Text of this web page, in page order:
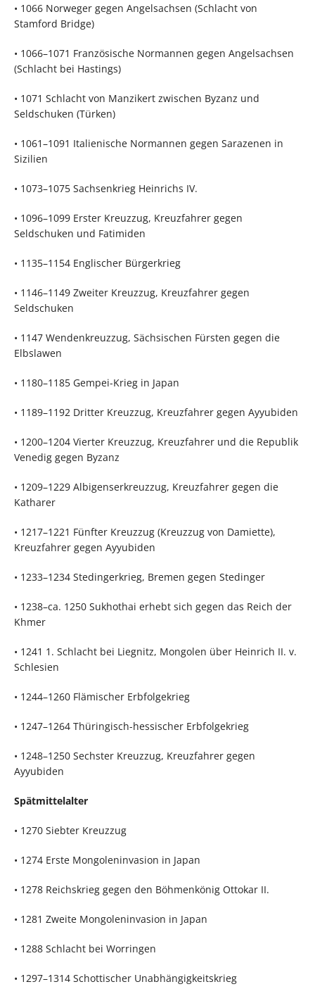
• 1066 Norweger gegen Angelsachsen (Schlacht von
Stamford Bridge)
• 1066–1071 Französische Normannen gegen Angelsachsen
(Schlacht bei Hastings)
• 1071 Schlacht von Manzikert zwischen Byzanz und
Seldschuken (Türken)
• 1061–1091 Italienische Normannen gegen Sarazenen in
Sizilien
• 1073–1075 Sachsenkrieg Heinrichs IV.
• 1096–1099 Erster Kreuzzug, Kreuzfahrer gegen
Seldschuken und Fatimiden
• 1135–1154 Englischer Bürgerkrieg
• 1146–1149 Zweiter Kreuzzug, Kreuzfahrer gegen
Seldschuken
• 1147 Wendenkreuzzug, Sächsischen Fürsten gegen die
Elbslawen
• 1180–1185 Gempei-Krieg in Japan
• 1189–1192 Dritter Kreuzzug, Kreuzfahrer gegen Ayyubiden
• 1200–1204 Vierter Kreuzzug, Kreuzfahrer und die Republik
Venedig gegen Byzanz
• 1209–1229 Albigenserkreuzzug, Kreuzfahrer gegen die
Katharer
• 1217–1221 Fünfter Kreuzzug (Kreuzzug von Damiette),
Kreuzfahrer gegen Ayyubiden
• 1233–1234 Stedingerkrieg, Bremen gegen Stedinger
• 1238–ca. 1250 Sukhothai erhebt sich gegen das Reich der
Khmer
• 1241 1. Schlacht bei Liegnitz, Mongolen über Heinrich II. v.
Schlesien
• 1244–1260 Flämischer Erbfolgekrieg
• 1247–1264 Thüringisch-hessischer Erbfolgekrieg
• 1248–1250 Sechster Kreuzzug, Kreuzfahrer gegen
Ayyubiden
Spätmittelalter
• 1270 Siebter Kreuzzug
• 1274 Erste Mongoleninvasion in Japan
• 1278 Reichskrieg gegen den Böhmenkönig Ottokar II.
• 1281 Zweite Mongoleninvasion in Japan
• 1288 Schlacht bei Worringen
• 1297–1314 Schottischer Unabhängigkeitskrieg